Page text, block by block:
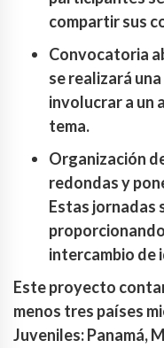
compartir sus
Convocatoria
se realizará
involucrar a un
tema.
Organización
redondas y
Estas jornadas
intercambio de
Este proyecto
menos tres países
Juveniles: Panamá,